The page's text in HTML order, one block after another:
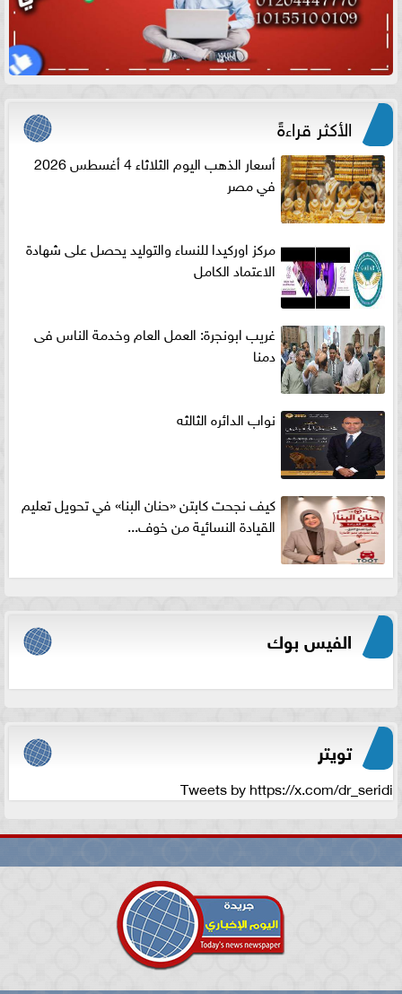
الأكثر قراءةً
أسعار الذهب اليوم الثلاثاء 4 أغسطس 2026
في مصر
مركز اوركيدا للنساء والتوليد يحصل على شهادة
الاعتماد الكامل
غريب ابونجرة: العمل العام وخدمة الناس فى
دمنا
نواب الدائره الثالثه
كيف نجحت كابتن «حنان البنا» في تحويل تعليم
القيادة النسائية من خوف...
الفيس بوك
تويتر
Tweets by https://x.com/dr_seridi